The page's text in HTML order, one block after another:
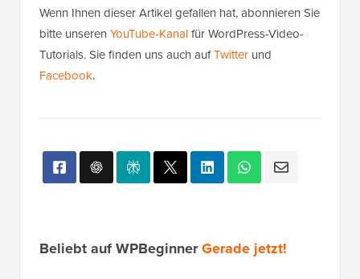
Wenn Ihnen dieser Artikel gefallen hat, abonnieren Sie
bitte unseren YouTube-Kanalfür WordPress-Video-
Tutorials. Sie finden uns auch aufTwitter und
Facebook.
Beliebt auf WPBeginnerGerade jetzt!